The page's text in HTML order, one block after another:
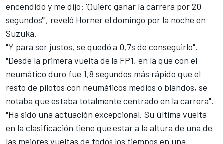
encendido y me dijo: 'Quiero ganar la carrera por 20
segundos'", reveló Horner el domingo por la noche en
Suzuka.
"Y para ser justos, se quedó a 0,7s de conseguirlo".
"Desde la primera vuelta de la FP1, en la que con el
neumático duro fue 1,8 segundos más rápido que el
resto de pilotos con neumáticos medios o blandos, se
notaba que estaba totalmente centrado en la carrera".
"Ha sido una actuación excepcional. Su última vuelta
en la clasificación tiene que estar a la altura de una de
las mejores vueltas de todos los tiempos en una